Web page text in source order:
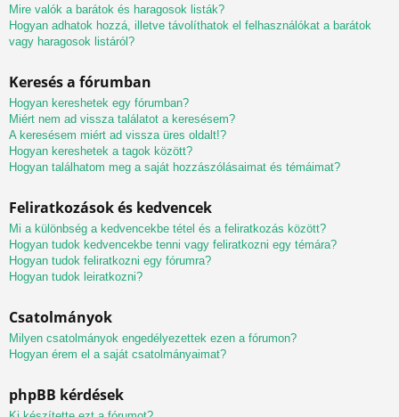
Mire valók a barátok és haragosok listák?
Hogyan adhatok hozzá, illetve távolíthatok el felhasználókat a barátok
vagy haragosok listáról?
Keresés a fórumban
Hogyan kereshetek egy fórumban?
Miért nem ad vissza találatot a keresésem?
A keresésem miért ad vissza üres oldalt!?
Hogyan kereshetek a tagok között?
Hogyan találhatom meg a saját hozzászólásaimat és témáimat?
Feliratkozások és kedvencek
Mi a különbség a kedvencekbe tétel és a feliratkozás között?
Hogyan tudok kedvencekbe tenni vagy feliratkozni egy témára?
Hogyan tudok feliratkozni egy fórumra?
Hogyan tudok leiratkozni?
Csatolmányok
Milyen csatolmányok engedélyezettek ezen a fórumon?
Hogyan érem el a saját csatolmányaimat?
phpBB kérdések